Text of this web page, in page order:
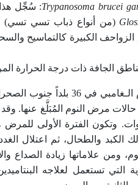
Trypanosoma brucei
(من أنواع ذباب تسي تسي)
الكبيرة كالتماسيح
الجافة ذات درجة الحرارة
يسبب هذا الطفيلي مرض
من مجموع حالات مرض النوم
وتكون الفترة الأولى للمرض
والطحال، ثم اعتلال
ومن علاماتها زيادة